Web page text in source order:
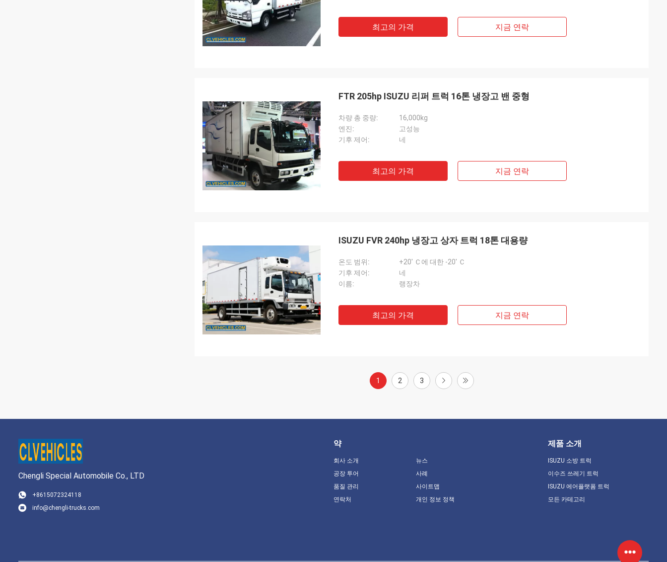
최고의 가격 지금 연락
FTR 205hp ISUZU 리퍼 트럭 16톤 냉장고 밴 중형
차량 총 중량:
16,000kg
엔진:
고성능
기후 제어:
네
최고의 가격 지금 연락
ISUZU FVR 240hp 냉장고 상자 트럭 18톤 대용량
온도 범위:
+20' Ｃ에 대한 -20' Ｃ
기후 제어:
네
이름:
랭장차
최고의 가격 지금 연락
1 2 3
Chengli Special Automobile Co., LTD
+8615072324118
info@chengli-trucks.com
약
회사 소개
공장 투어
품질 관리
연락처
뉴스
사례
사이트맵
개인 정보 정책
제품 소개
ISUZU 소방 트럭
이수즈 쓰레기 트럭
ISUZU 에어플랫폼 트럭
모든 카테고리